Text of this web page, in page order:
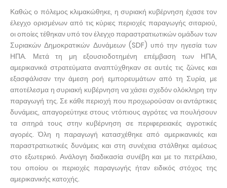
Καθώς ο πόλεμος κλιμακώθηκε, η συριακή κυβέρνηση έχασε τον
έλεγχο ορισμένων από τις κύριες περιοχές παραγωγής σιταριού,
οι οποίες τέθηκαν υπό τον έλεγχο παραστρατιωτικών ομάδων των
Συριακών Δημοκρατικών Δυνάμεων (SDF) υπό την ηγεσία των
ΗΠΑ. Μετά τη μη εξουσιοδοτημένη επέμβαση των ΗΠΑ,
αμερικανικά στρατεύματα αναπτύχθηκαν σε αυτές τις ζώνες και
εξασφάλισαν την άμεση ροή εμπορευμάτων από τη Συρία, με
αποτέλεσμα η συριακή κυβέρνηση να χάσει σχεδόν ολόκληρη την
παραγωγή της. Σε κάθε περιοχή που προχωρούσαν οι αντάρτικες
δυνάμεις, απαγορεύτηκε στους ντόπιους αγρότες να πουλήσουν
τα σιτηρά τους στην κυβέρνηση σε περιφερειακές αγροτικές
αγορές. Όλη η παραγωγή κατασχέθηκε από αμερικανικές και
παραστρατιωτικές δυνάμεις και στη συνέχεια στάλθηκε αμέσως
στο εξωτερικό. Ανάλογη διαδικασία συνέβη και με το πετρέλαιο,
του οποίου οι περιοχές παραγωγής ήταν ειδικός στόχος της
αμερικανικής κατοχής.